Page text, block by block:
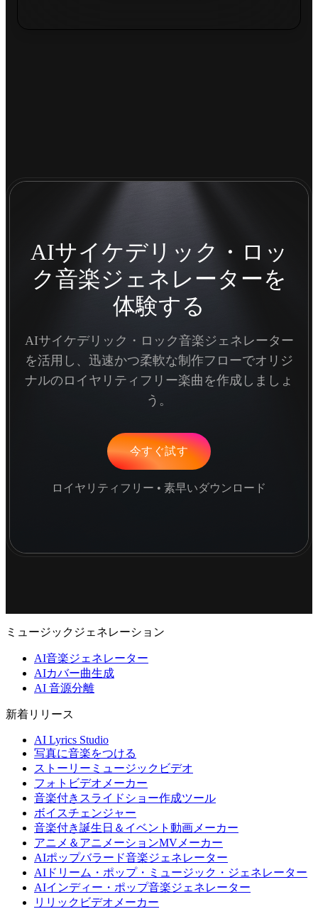
AIサイケデリック・ロッ
ク音楽ジェネレーターを
体験する
AIサイケデリック・ロック音楽ジェネレーター
を活用し、迅速かつ柔軟な制作フローでオリジ
ナルのロイヤリティフリー楽曲を作成しましょ
う。
今すぐ試す
ロイヤリティフリー • 素早いダウンロード
ミュージックジェネレーション
AI音楽ジェネレーター
AIカバー曲生成
AI 音源分離
新着リリース
AI Lyrics Studio
写真に音楽をつける
ストーリーミュージックビデオ
フォトビデオメーカー
音楽付きスライドショー作成ツール
ボイスチェンジャー
音楽付き誕生日＆イベント動画メーカー
アニメ＆アニメーションMVメーカー
AIポップバラード音楽ジェネレーター
AIドリーム・ポップ・ミュージック・ジェネレーター
AIインディー・ポップ音楽ジェネレーター
リリックビデオメーカー